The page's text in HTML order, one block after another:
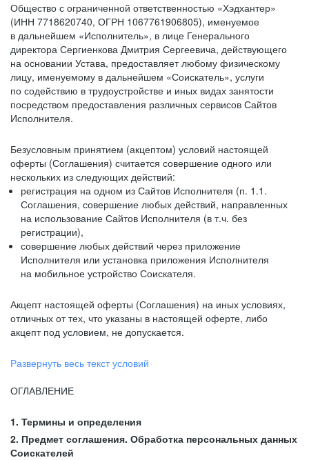
Общество с ограниченной ответственностью «Хэдхантер»
(ИНН 7718620740, ОГРН 1067761906805), именуемое
в дальнейшем «Исполнитель», в лице Генерального
директора Сергиенкова Дмитрия Сергеевича, действующего
на основании Устава, предоставляет любому физическому
лицу, именуемому в дальнейшем «Соискатель», услуги
по содействию в трудоустройстве и иных видах занятости
посредством предоставления различных сервисов Сайтов
Исполнителя.
Безусловным принятием (акцептом) условий настоящей
оферты (Соглашения) считается совершение одного или
нескольких из следующих действий:
регистрация на одном из Сайтов Исполнителя (п. 1.1.
Соглашения, совершение любых действий, направленных
на использование Сайтов Исполнителя (в т.ч. без
регистрации),
совершение любых действий через приложение
Исполнителя или установка приложения Исполнителя
на мобильное устройство Соискателя.
Акцепт настоящей оферты (Соглашения) на иных условиях,
отличных от тех, что указаны в настоящей оферте, либо
акцепт под условием, не допускается.
Развернуть весь текст условий
ОГЛАВЛЕНИЕ
1. Термины и определения
2. Предмет соглашения. Обработка персональных данных
Соискателей